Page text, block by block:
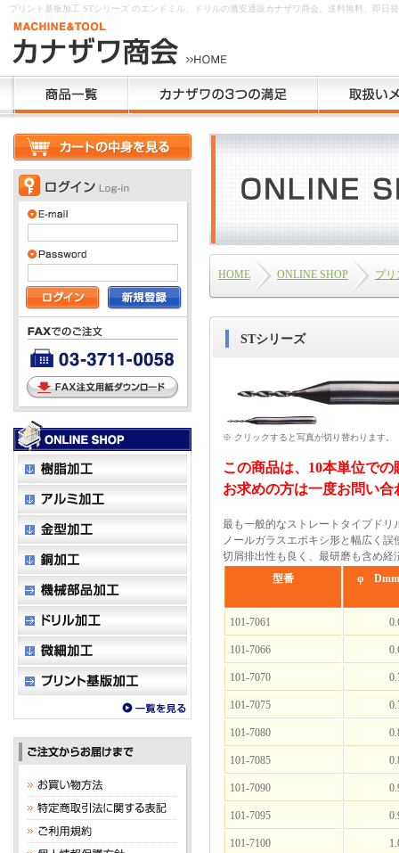
プリント基板加工 STシリーズ のエンドミル、ドリルの激安通販カナザワ商会。送料無料、即日
HOME ONLINE SHOP プ
STシリーズ
※ クリックすると写真が切り替わります。
この商品は、10本単位で
お求めの方は一度お問い合
最も一般的なストレートタイプドリ
ノールガラスエポキシ形と幅広く誤
切屑排出性も良く、最研磨も含め経
型番
φ Dmm
101-7061
101-7066
101-7070
101-7075
101-7080
101-7085
101-7090
101-7095
101-7100